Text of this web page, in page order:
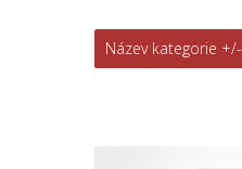
Název kategorie +/-